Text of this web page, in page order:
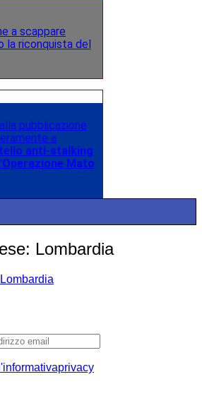
a scappare
la riconquista del
pubblicazione
a
anti-stalking
Operazione Mato
Lombardia